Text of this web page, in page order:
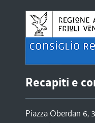
Recapiti e
Piazza Oberdan 6,